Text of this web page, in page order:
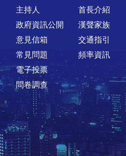
主持人
政府資訊公開
意見信箱
常見問題
電子投票
問卷調查
首長介紹
漢聲家族
交通指引
頻率資訊